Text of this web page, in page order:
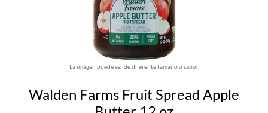
La imágen puede ser de diferente tamaño o sabor
Walden Farms Fruit Spread Apple